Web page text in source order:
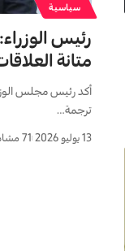
سياسية
رئيس
متانة
أكد رئيس مجلس
ترجمة…
13 يوليو 2026 71 مشاهدات